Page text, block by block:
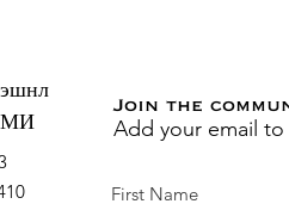
Join the
Add your email